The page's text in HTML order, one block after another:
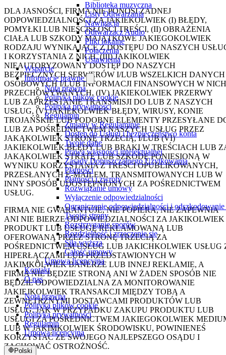
Biblioteka muzyczna
Listy Odtwarzania
Nawigacja
Odtwarzacz Audio
Pliki lokalne
Połączenia
Ustawienia
Wsparcie
Informacje prawne
Nota prawna
Polityka plików cookie
Polityka prywatności
Regulamin
Zmiany w Regulaminie
Dostęp do Usługi i bezpieczeństwo konta
Twoje dane
Prawa własności intelektualnej
Zasady Dopuszczalnego Użytkowania
Płatności
Płatności i zwroty
Rozwiązanie umowy
Wyłączenie odpowiedzialności
Ograniczenie odpowiedzialności i odszkodowanie
Twojej strony
Rozstrzyganie sporów
Rozdzielność i zrzeczenie się
Siła wyższa
Całość umowy
Umowa licencyjna
Kontakt
O nas
Nota prawna
Polityka plików cookie
Polityka prywatności
Regulamin
Umowa licencyjna
Polski
DLA JASNOŚCI, FIRMA NIE PONOSI ŻADNEJ
ODPOWIEDZIALNOŚCI ZA JAKIEKOLWIEK (I) BŁĘDY,
POMYŁKI LUB NIEŚCISŁOŚCI TREŚCI, (II) OBRAŻENIA
CIAŁA LUB SZKODY MAJĄTKOWE JAKIEGOKOLWIEK
RODZAJU WYNIKAJĄCE Z DOSTĘPU DO NASZYCH
I KORZYSTANIA Z NICH, (III) JAKIKOLWIEK
NIEAUTORYZOWANY DOSTĘP DO NASZYCH
BEZPIECZNYCH SERWERÓW I/LUB WSZELKICH DANYCH
OSOBOWYCH I/LUB INFORMACJI FINANSOWYCH W NICH
PRZECHOWYWANYCH, (IV) JAKIEKOLWIEK PRZERWY
LUB ZAPRZESTANIE TRANSMISJI DO LUB Z NASZYCH
USŁUG, (V) JAKIEKOLWIEK BŁĘDY, WIRUSY, KONIE
TROJAŃSKIE LUB PODOBNE ELEMENTY PRZESYŁANE
LUB ZA POŚREDNICTWEM NASZYCH USŁUG PRZEZ
JAKĄKOLWIEK STRONĘ TRZECIĄ, I/LUB (VI)
JAKIEKOLWIEK BŁĘDY LUB BRAKI W TREŚCIACH LUB
JAKĄKOLWIEK STRATĘ LUB SZKODĘ PONIESIONĄ W
WYNIKU KORZYSTANIA Z TREŚCI OPUBLIKOWANYCH,
PRZESŁANYCH E-MAILEM, TRANSMITOWANYCH LUB W
INNY SPOSÓB UDOSTĘPNIONYCH ZA POŚREDNICTWEM
USŁUG.
FIRMA NIE GWARANTUJE, NIE POPIERA, NIE ZAPEWNIA
ANI NIE BIERZE ODPOWIEDZIALNOŚCI ZA JAKIKOLWIEK
PRODUKT LUB USŁUGĘ REKLAMOWANĄ LUB
OFEROWANĄ PRZEZ STRONĘ TRZECIĄ ZA
POŚREDNICTWEM USŁUG LUB JAKICHKOLWIEK USŁUG
HIPERŁĄCZAMI LUB PRZEDSTAWIONYCH W
JAKIMKOLWIEK BANERZE LUB INNEJ REKLAMIE, A
FIRMA NIE BĘDZIE STRONĄ ANI W ŻADEN SPOSÓB NIE
BĘDZIE ODPOWIEDZIALNA ZA MONITOROWANIE
JAKIEJKOLWIEK TRANSAKCJI MIĘDZY TOBĄ A
ZEWNĘTRZNYMI DOSTAWCAMI PRODUKTÓW LUB
USŁUG. JAK W PRZYPADKU ZAKUPU PRODUKTU LUB
USŁUGI ZA POŚREDNICTWEM JAKIEGOKOLWIEK
LUB W JAKIMKOLWIEK ŚRODOWISKU, POWINIENEŚ
KORZYSTAĆ ZE SWOJEGO NAJLEPSZEGO OSĄDU I
ZACHOWAĆ OSTROŻNOŚĆ.